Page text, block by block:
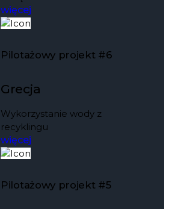
więcej
Pilotażowy projekt #6
Grecja
Wykorzystanie wody z
recyklingu
więcej
Pilotażowy projekt #5